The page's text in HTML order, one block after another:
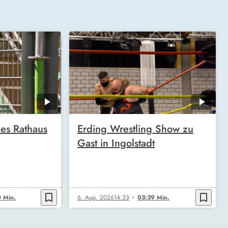
Rathaus
Min. bookmark_border
Erding Wrestling Show zu
Gast in Ingolstadt
6. Aug. 202614:33 03:39 Min. bookmark_border